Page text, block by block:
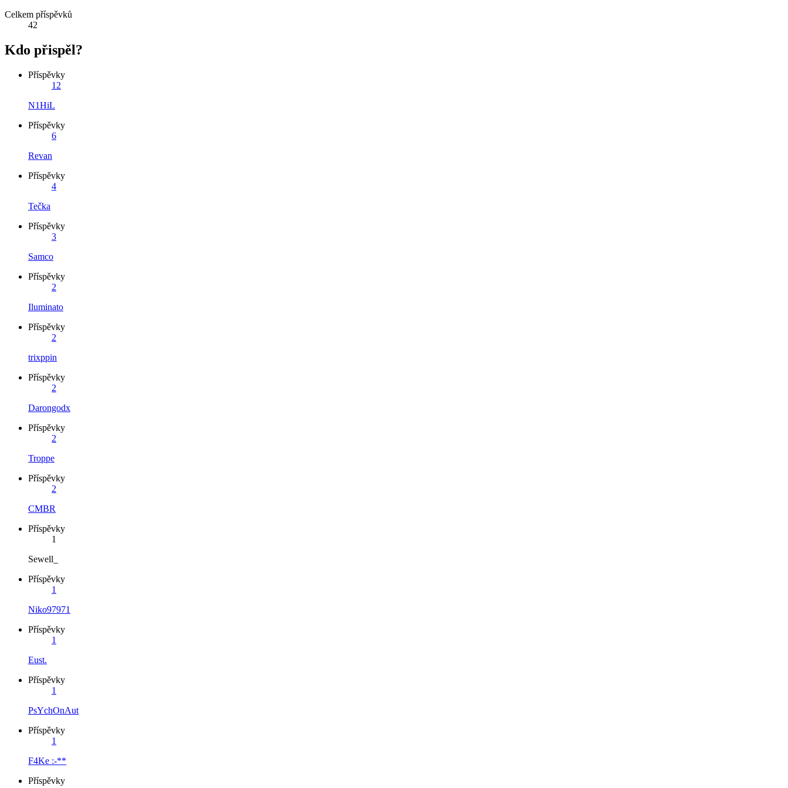
Celkem příspěvků
42
Kdo přispěl?
Příspěvky
12
N1HiL
Příspěvky
6
Revan
Příspěvky
4
Tečka
Příspěvky
3
Samco
Příspěvky
2
Iluminato
Příspěvky
2
trixppin
Příspěvky
2
Darongodx
Příspěvky
2
Troppe
Příspěvky
2
CMBR
Příspěvky
1
Sewell_
Příspěvky
1
Niko97971
Příspěvky
1
Eust.
Příspěvky
1
PsYchOnAut
Příspěvky
1
F4Ke :-**
Příspěvky